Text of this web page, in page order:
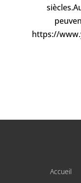
https://
Accueil